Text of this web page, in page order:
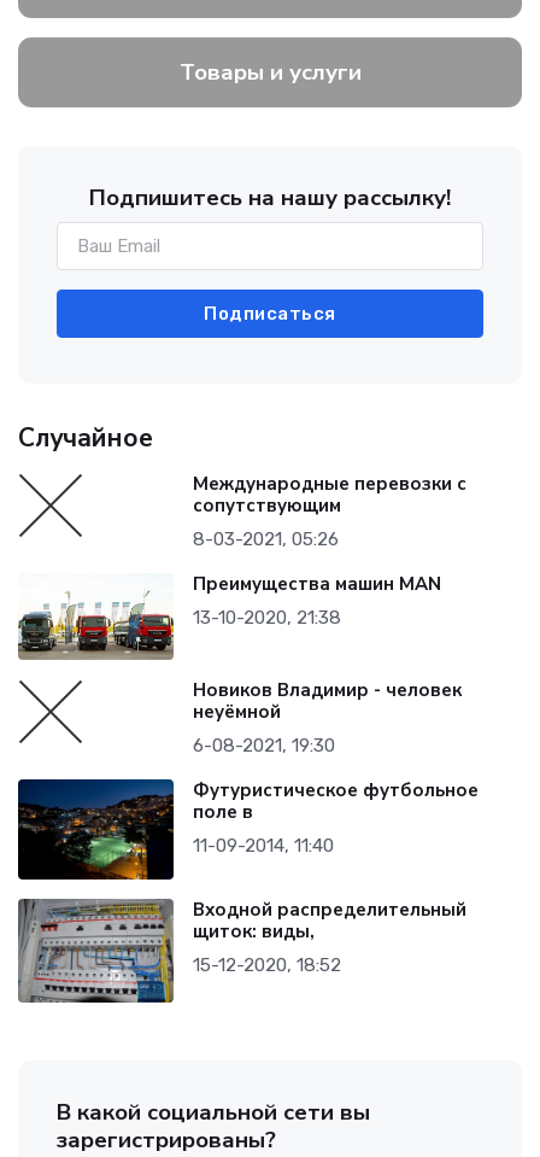
Товары и услуги
Подпишитесь на нашу рассылку!
Подписаться
Случайное
Международные перевозки с
сопутствующим
8-03-2021, 05:26
Преимущества машин MAN
13-10-2020, 21:38
Новиков Владимир - человек
неуёмной
6-08-2021, 19:30
Футуристическое футбольное
поле в
11-09-2014, 11:40
Входной распределительный
щиток: виды,
15-12-2020, 18:52
В какой социальной сети вы
зарегистрированы?